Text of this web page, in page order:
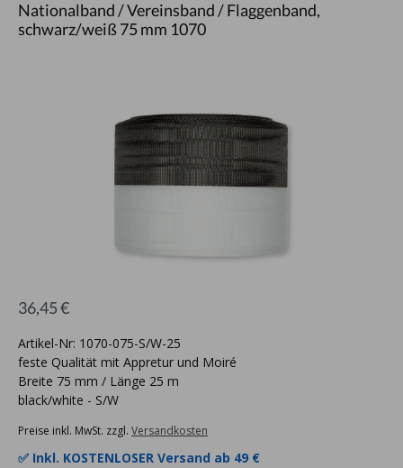
Nationalband / Vereinsband / Flaggenband,
schwarz/weiß 75 mm 1070
36,45 €
Artikel-Nr: 1070-075-S/W-25
feste Qualität mit Appretur und Moiré
Breite 75 mm / Länge 25 m
black/white - S/W
Preise inkl. MwSt. zzgl. Versandkosten
✅ Inkl. KOSTENLOSER Versand ab 49 €